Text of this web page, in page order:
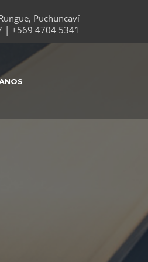
Puchuncaví
| +569 4704 5341